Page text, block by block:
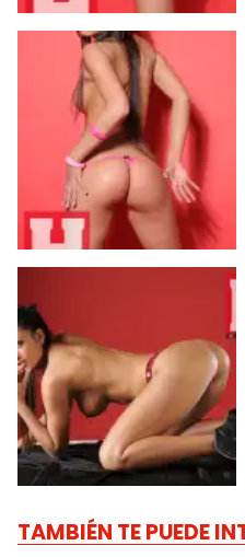
TAMBIÉN TE PUEDE